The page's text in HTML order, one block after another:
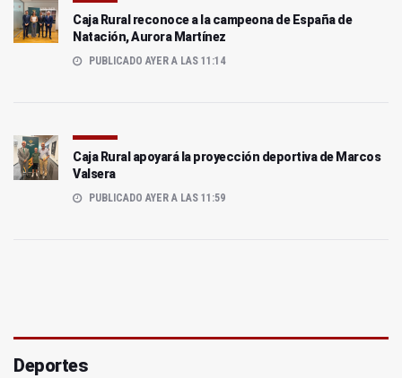
Caja Rural reconoce a la campeona de España de
Natación, Aurora Martínez
PUBLICADO AYER A LAS 11:14
Caja Rural apoyará la proyección deportiva de Marcos
Valsera
PUBLICADO AYER A LAS 11:59
Deportes